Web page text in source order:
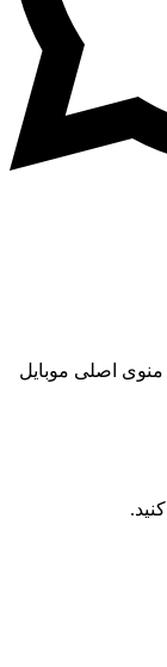
اصلی موبایل